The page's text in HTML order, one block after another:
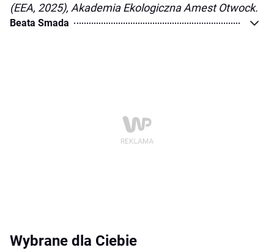
(EEA, 2025), Akademia Ekologiczna Amest Otwock.
Beata Smada
Wybrane dla Ciebie